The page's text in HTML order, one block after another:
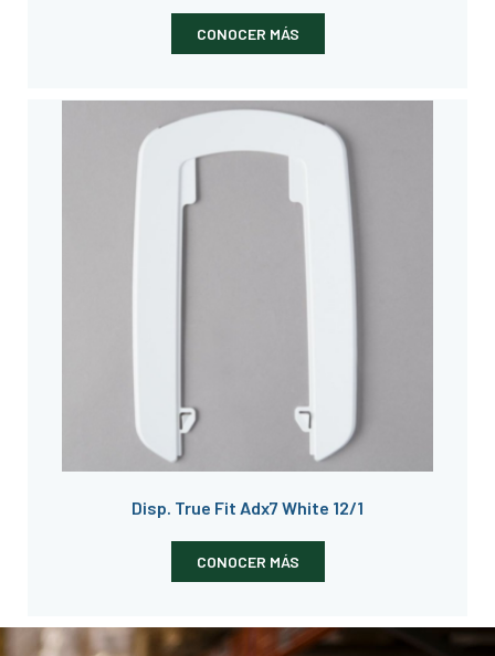
CONOCER MÁS
Disp. True Fit Adx7 White 12/1
CONOCER MÁS